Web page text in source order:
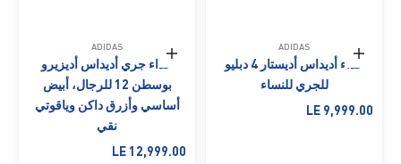
حدِّد الخيارات
ADIDAS
حذاء أديداس أديستار 4 دبليو
للجري للنساء
السعر بعد الخصم
LE 9,999.00
حدِّد الخيارات
ADIDAS
حذاء جري أديداس أديزيرو
بوسطن 12 للرجال، أبيض
أساسي وأزرق داكن وياقوتي
نقي
السعر بعد الخصم
LE 12,999.00